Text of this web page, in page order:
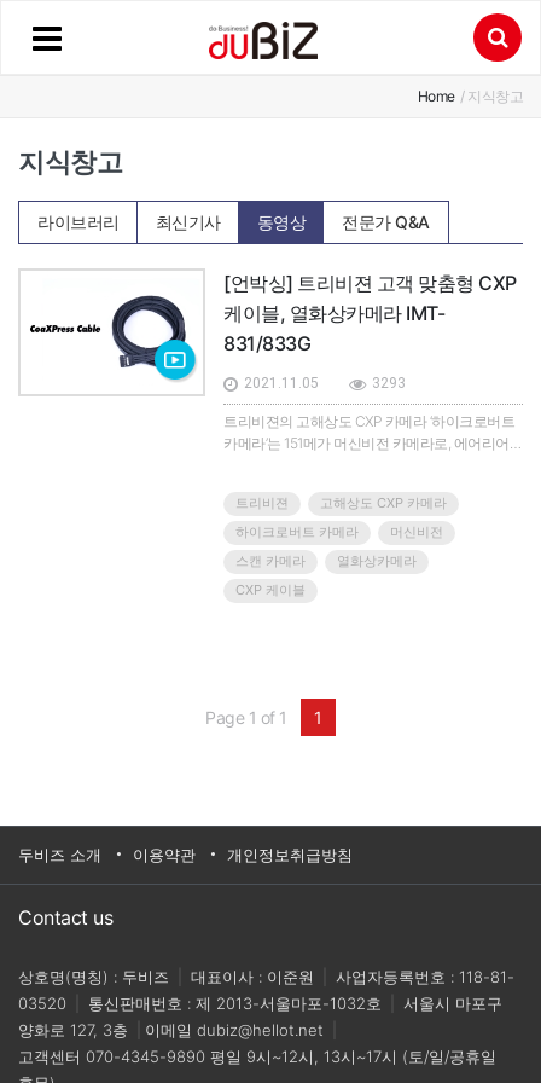
Home / 지식창고
지식창고
라이브러리 최신기사 동영상 전문가 Q&A
[언박싱] 트리비젼 고객 맞춤형 CXP
케이블, 열화상카메라 IMT-
831/833G
2021.11.05 3293
트리비젼의 고해상도 CXP 카메라 ‘하이크로버트
카메라’는 151메가 머신비전 카메라로, 에어리어
3.76um x 3.76um/ frame rate : 6.2fps ▲M72
Mount, optical back focal length 19.55mm(0.8")
▲CoaXPress with DIN Interface ▲MV-CH1510-
11XM : 120(W) x 120(H) x 84.6(D)mm ▲MV-
CH1510-10XM/C : 100(W) x 100(H) x 74.3(D)mm
5e, Cat6 ▲데이터 전송속도:
10Mbps/100Mbps/1,000Mbps 등이 있다.GieE
트리비젼
고해상도 CXP 카메라
하이크로버트 카메라
머신비전
스캔 카메라
열화상카메라
CXP 케이블
Page 1 of 1 1
두비즈 소개 이용약관 개인정보취급방침
Contact us
상호명(명칭) : 두비즈 대표이사 : 이준원
사업자등록번호 : 118-81-
03520
통신판매번호 : 제 2013-서울마포-1032호
서울시 마포구
양화로 127, 3층
이메일 dubiz@hellot.net
고객센터 070-4345-9890 평일 9시~12시, 13시~17시 (토/일/공휴일